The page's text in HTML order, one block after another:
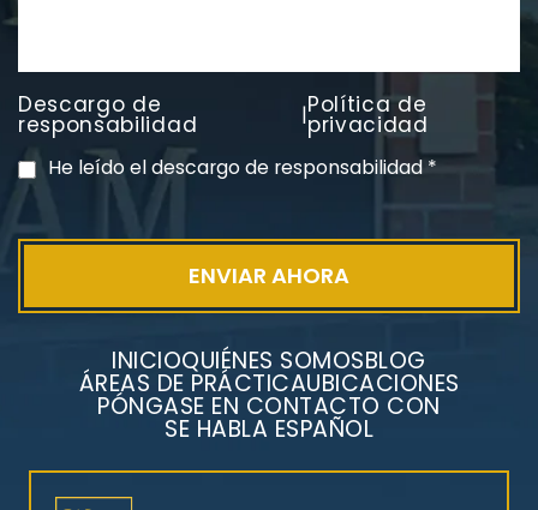
PVC Cloruro de polivinilo
Exposición
Descargo de
responsabilidad |Política de
privacidad
He leído el descargo de responsabilidad*
INICIOQUIÉNES SOMOSBLOG
ÁREAS DE PRÁCTICAUBICACIONES
PÓNGASE EN CONTACTO CON
SE HABLA ESPAÑOL